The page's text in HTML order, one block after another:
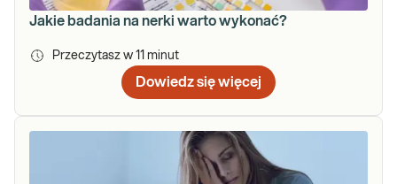
Jakie badania na nerki warto wykonać?
Przeczytasz w 11 minut
Dowiedz się więcej